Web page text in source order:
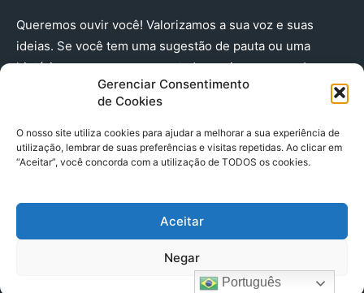
Gerenciar Consentimento
de Cookies
O nosso site utiliza cookies para ajudar a melhorar a sua experiência de
utilização, lembrar de suas preferências e visitas repetidas. Ao clicar em
“Aceitar”, você concorda com a utilização de TODOS os cookies.
Aceitar
Negar
Queremos ouvir você! Valorizamos a sua voz e suas
ideias. Se você tem uma sugestão de pauta ou uma
história que merece ser contada, envie-nos agora!
(91) 98224 - 3111
© 2025 A Província do Pará CNPJ: 04.901.141/0001-36 End .
Trav. Quintino Bocaiuva 2301, Ed. Rogério Fernandez – Sala
2701- Cremação – CEP 66045.315
Português